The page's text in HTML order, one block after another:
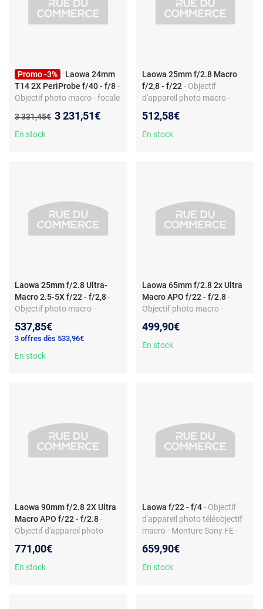
Promo -3%
Laowa 24mm
T14 2X PeriProbe f/40 - f/8-
Objectif photo macro - focale
RF - rapport 2x
Ancien prix :
3 331,45€ Nouveau prix :
3 231,51€
En stock
Laowa 25mm f/2.8 Macro
f/2,8 - f/22 - Objectif
d'appareil photo macro -
Sony FE - Rapport 5:1
512,58€
En stock
Laowa 25mm f/2.8 Ultra-
Macro 2.5-5X f/22 - f/2,8-
Objectif photo macro -
FE - Grossissement 2,5-5x
537,85€
3 offres dès 533,96€
En stock
Laowa 65mm f/2.8 2x Ultra
Macro APO f/22 - f/2.8 -
Objectif photo macro -
FE - 9 lamelles - APO -
Rapport 2:1
499,90€
En stock
Laowa 90mm f/2.8 2X Ultra
Macro APO f/22 - f/2.8-
Objectif d'appareil photo -
Sony FE - rapport 2:1 - f/2,8
771,00€
En stock
Laowa f/22 - f/4 - Objectif
d'appareil photo téléobjectif
macro - Monture Sony FE -
APO
659,90€
En stock